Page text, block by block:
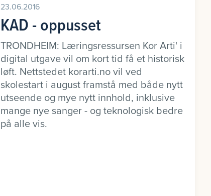
23.06.2016
KAD - oppusset
TRONDHEIM: Læringsressursen Kor Arti' i
digital utgave vil om kort tid få et historisk
løft. Nettstedet korarti.no vil ved
skolestart i august framstå med både nytt
utseende og mye nytt innhold, inklusive
mange nye sanger - og teknologisk bedre
på alle vis.